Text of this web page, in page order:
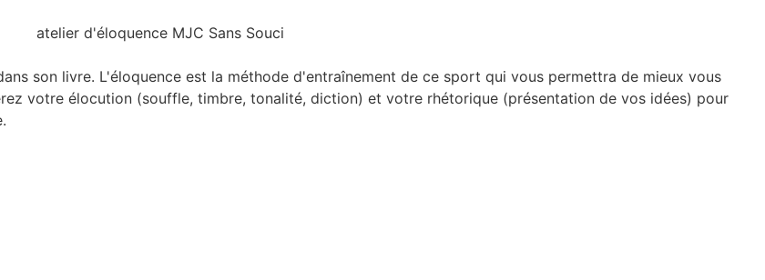
son livre. L'éloquence est la méthode d'entraînement de ce sport qui vous permettra de mieux vous
votre élocution (souffle, timbre, tonalité, diction) et votre rhétorique (présentation de vos idées) pour